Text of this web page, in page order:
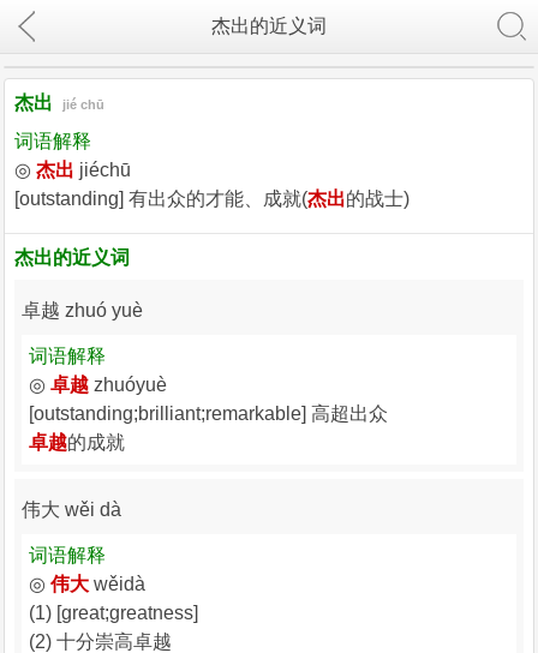
杰出的近义词
杰出 jié chū
词语解释
◎ 杰出 jiéchū
[outstanding] 有出众的才能、成就(杰出的战士)
杰出的近义词
卓越 zhuó yuè
词语解释
◎ 卓越 zhuóyuè
[outstanding;brilliant;remarkable] 高超出众
卓越的成就
伟大 wěi dà
词语解释
◎ 伟大 wěidà
(1) [great;greatness]
(2) 十分崇高卓越